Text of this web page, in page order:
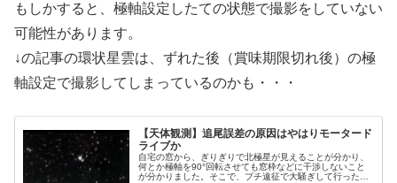
もしかすると、極軸設定したての状態で撮影をしていない
可能性があります。
↓の記事の環状星雲は、ずれた後（賞味期限切れ後）の極
軸設定で撮影してしまっているのかも・・・
【天体観測】追尾誤差の原因はやはりモータード
ライブか
自宅の窓から、ぎりぎりで北極星が見えることが分かり、
何とか極軸を90°回転させても窓枠などに干渉しないこと
が分かりました。そこで、プチ遠征で大騒ぎして行った、